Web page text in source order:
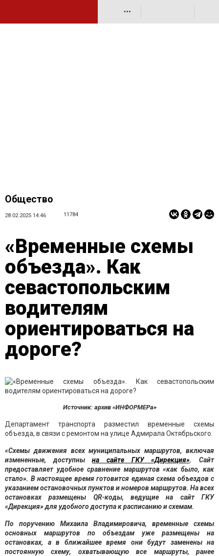
•••
Общество
28.02.2025 14:46 11784
«Временные схемы
объезда». Как
севастопольским
водителям
ориентироваться на
дороге?
Источник: архив «ИНФОРМЕРа»
Департамент транспорта разместил временные схемы
объезда, в связи с ремонтом на улице Адмирала Октябрьского.
«Схемы движения всех муниципальных маршрутов, включая
измененные, доступнына сайте ГКУ «Дирекция». Сайт
предоставляет удобное сравнение маршрутов «как было, как
стало». В настоящее время готовится единая схема объездов с
указанием остановочных пунктов и номеров маршрутов. На всех
остановках размещены QR-коды, ведущие на сайт ГКУ
«Дирекция» для удобного доступа к расписанию и схемам.
По поручению Михаила Владимировича, временные схемы
основных маршрутов по объездам уже размещены на
остановках, а в ближайшее время они будут заменены на
постоянную схему, охватывающую все маршруты, ранее